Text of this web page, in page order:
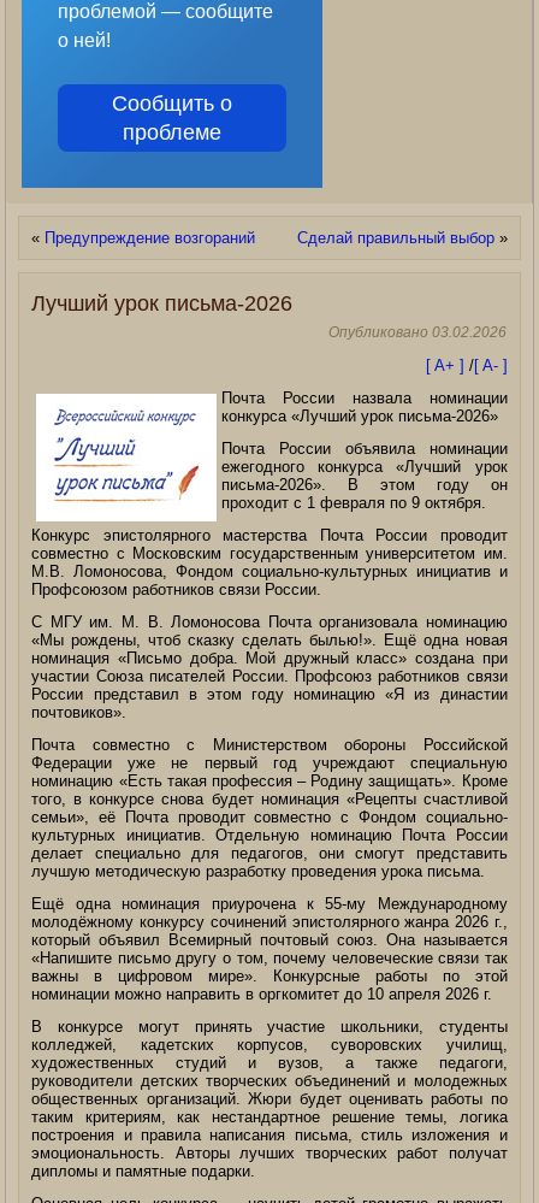
проблемой — сообщите
о ней!
Сообщить о
проблеме
« Предупреждение возгораний Сделай правильный выбор»
Лучший урок письма-2026
Опубликовано 03.02.2026
[ A+ ] /[ A- ]
Почта России назвала номинации
конкурса «Лучший урок письма-2026»
Почта России объявила номинации
ежегодного конкурса «Лучший урок
письма-2026». В этом году он
проходит с 1 февраля по 9 октября.
Конкурс эпистолярного мастерства Почта России проводит
совместно с Московским государственным университетом им.
М.В. Ломоносова, Фондом социально-культурных инициативи
Профсоюзом работников связи России.
С МГУ им. М. В. Ломоносова Почта организовала номинацию
«Мы рождены, чтоб сказку сделать былью!». Ещё одна новая
номинация «Письмо добра. Мой дружный класс» создана при
участии Союза писателей России. Профсоюз работников связи
России представил в этом году номинацию «Я из династии
почтовиков».
Почта совместно с Министерством обороны Российской
Федерации уже не первый год учреждают специальную
номинацию «Есть такая профессия – Родину защищать». Кроме
того, в конкурсе снова будет номинация «Рецепты счастливой
семьи», её Почта проводит совместно с Фондом социально-
культурных инициатив. Отдельную номинацию Почта России
делает специально для педагогов, они смогут представить
лучшую методическую разработку проведения урока письма.
Ещё одна номинация приурочена к 55-му Международному
молодёжному конкурсу сочинений эпистолярного жанра 2026 г.,
который объявил Всемирный почтовый союз. Она называется
«Напишите письмо другу о том, почему человеческие связи так
важны в цифровом мире». Конкурсные работы по этой
номинации можно направить в оргкомитет до 10 апреля 2026 г.
В конкурсе могут принять участие школьники, студенты
колледжей, кадетских корпусов, суворовских училищ,
художественных студий и вузов, а также педагоги,
руководители детских творческих объединений и молодежных
общественных организаций. Жюри будет оценивать работы по
таким критериям, как нестандартное решение темы, логика
построения и правила написания письма, стиль изложения и
эмоциональность. Авторы лучших творческих работ получат
дипломы и памятные подарки.